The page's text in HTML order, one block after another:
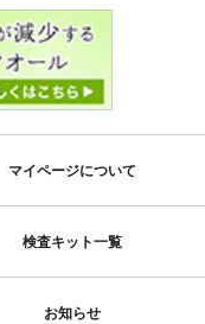
マイページについて
検査キット一覧
お知らせ